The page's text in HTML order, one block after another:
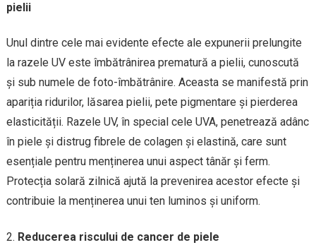
pielii
Unul dintre cele mai evidente efecte ale expunerii prelungite
la razele UV este îmbătrânirea prematură a pielii, cunoscută
și sub numele de foto-îmbătrânire. Aceasta se manifestă prin
apariția ridurilor, lăsarea pielii, pete pigmentare și pierderea
elasticității. Razele UV, în special cele UVA, penetrează adânc
în piele și distrug fibrele de colagen și elastină, care sunt
esențiale pentru menținerea unui aspect tânăr și ferm.
Protecția solară zilnică ajută la prevenirea acestor efecte și
contribuie la menținerea unui ten luminos și uniform.
Reducerea riscului de cancer de piele